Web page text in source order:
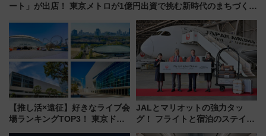
ート」が出店！ 東京メトロが1億円出資で挑む新時代のまちづくり
【推し活×遠征】好きなライブ会
場ランキングTOP3！ 東京ドー
JALとマリオットの強力タッ
グ！ フライトと宿泊のステイタ